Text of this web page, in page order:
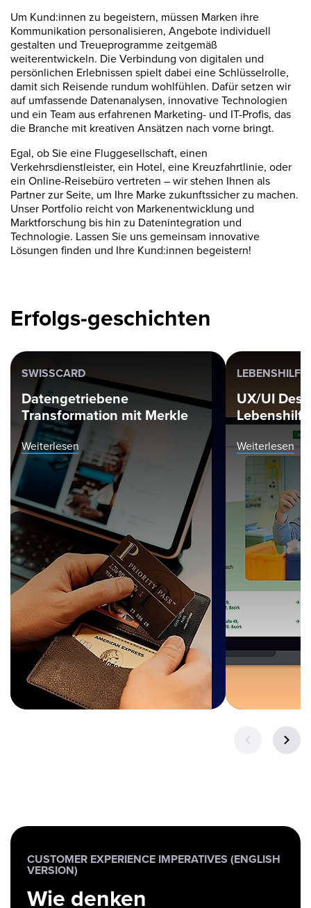
Um Kund:innen zu begeistern, müssen Marken ihre
Kommunikation personalisieren, Angebote individuell
gestalten und Treueprogramme zeitgemäß
weiterentwickeln. Die Verbindung von digitalen und
persönlichen Erlebnissen spielt dabei eine Schlüsselrolle,
damit sich Reisende rundum wohlfühlen. Dafür setzen wir
auf umfassende Datenanalysen, innovative Technologien
und ein Team aus erfahrenen Marketing- und IT-Profis, das
die Branche mit kreativen Ansätzen nach vorne bringt.
Egal, ob Sie eine Fluggesellschaft, einen
Verkehrsdienstleister, ein Hotel, eine Kreuzfahrtlinie, oder
ein Online-Reisebüro vertreten – wir stehen Ihnen als
Partner zur Seite, um Ihre Marke zukunftssicher zu machen.
Unser Portfolio reicht von Markenentwicklung und
Marktforschung bis hin zu Datenintegration und
Technologie. Lassen Sie uns gemeinsam innovative
Lösungen finden und Ihre Kund:innen begeistern!
Erfolgs-geschichten
SWISSCARD
Datengetriebene
Transformation mit Merkle
Weiterlesen
LEBENSHILFE
UX/UI
Weiterlesen
CUSTOMER EXPERIENCE IMPERATIVES (ENGLISH
VERSION)
Wie denken